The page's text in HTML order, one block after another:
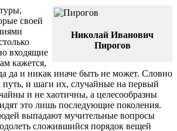
Николай Иванович
Пирогов
своей
входящие
кажется,
да и никак иначе быть не может. Словно
путь, и шаги их, случайные на первый
и не хаотичны, а целесообразны
это лишь последующие поколения.
выпадают мучительные вопросы
сложившийся порядок вещей